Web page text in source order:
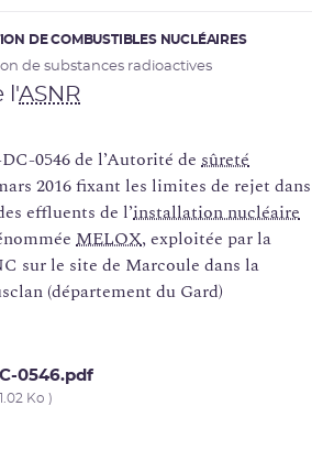
DE COMBUSTIBLES NUCLÉAIRES
de substances radioactives
l'ASNR
0546 de l’Autorité de sûreté
2016 fixant les limites de rejet dans
effluents de l’installation nucléaire
MELOX, exploitée par la
sur le site de Marcoule dans la
(département du Gard)
0546.pdf
Ko )